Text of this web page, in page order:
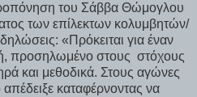
του Σάββα Θώμογλου
των επίλεκτων κολυμβητών/
δηλώσεις: «Πρόκειται για έναν
προσηλωμένο στους στόχους
και μεθοδικά. Στους αγώνες
απέδειξε καταφέρνοντας να